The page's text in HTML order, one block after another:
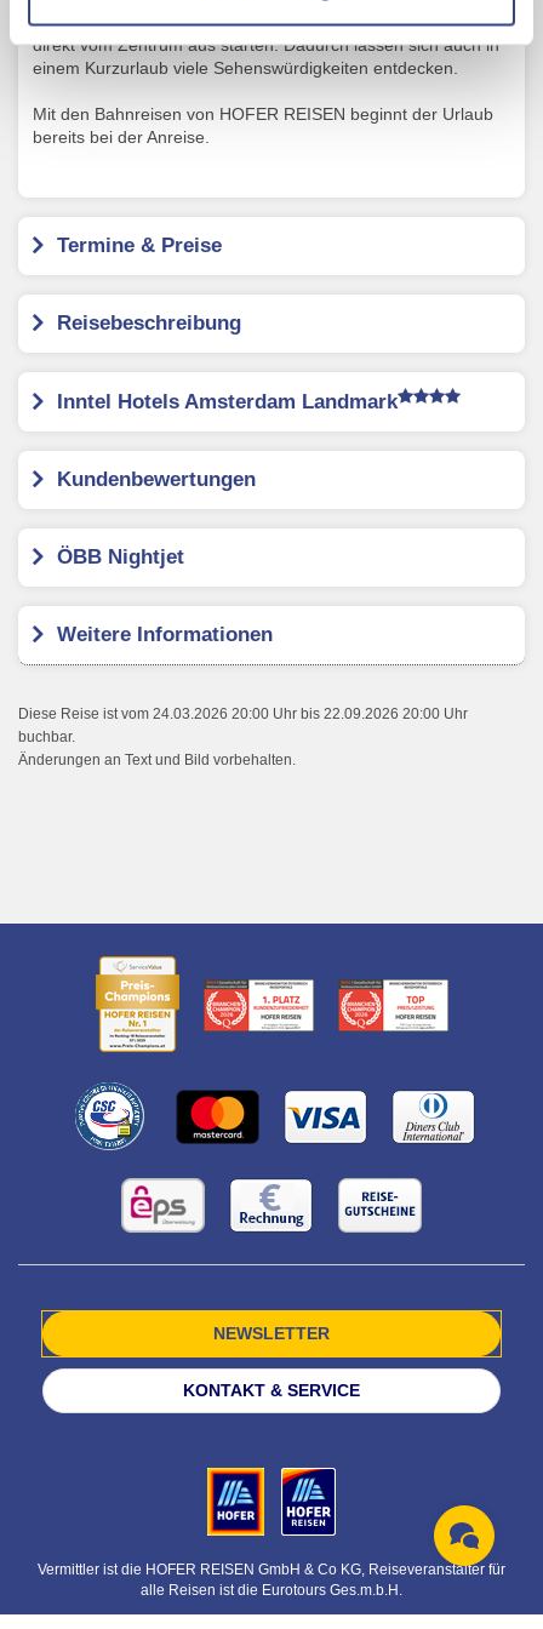
Mit Klick auf "Alles erlauben" stimmen Sie der
Verwendung der Cookies & Plugins auf unseren
Webseiten zu.
Sightseeing-Tour bereits am Morgen des ersten Urlaubstages,
direkt vom Zentrum aus starten. Dadurch lassen sich auch in
einem Kurzurlaub viele Sehenswürdigkeiten entdecken.
Mit den Bahnreisen von HOFER REISEN beginnt der Urlaub
bereits bei der Anreise.
Termine & Preise
Reisebeschreibung
Inntel Hotels Amsterdam Landmark
Kundenbewertungen
ÖBB Nightjet
Weitere Informationen
Diese Reise ist vom 24.03.2026 20:00 Uhr bis 22.09.2026 20:00 Uhr
buchbar.
Änderungen an Text und Bild vorbehalten.
NEWSLETTER
KONTAKT & SERVICE
Vermittler ist die HOFER REISEN GmbH & Co KG, Reiseveranstalter für
alle Reisen ist die Eurotours Ges.m.b.H.